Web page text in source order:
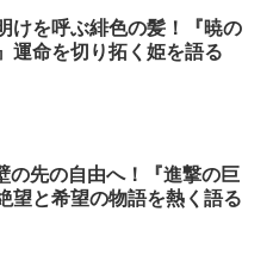
けを呼ぶ緋色の髪！『暁の
運命を切り拓く姫を語る
の先の自由へ！『進撃の巨
望と希望の物語を熱く語る